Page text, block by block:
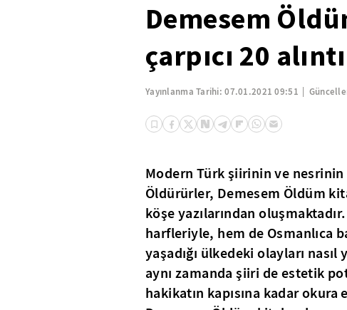
Demesem
çarpıcı 20 alıntı
Yayınlanma Tarihi:07.01.2021 09:51
Modern Türk şiirinin ve
Öldürürler, Demesem Öldüm
köşe yazılarından
harfleriyle, hem de Osmanlıca
yaşadığı ülkedeki olayları
aynı zamanda şiiri de estetik
hakikatın kapısına kadar